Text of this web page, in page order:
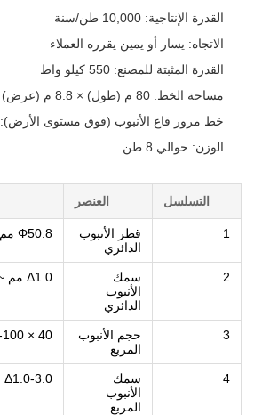
القدرة الإنتاجية: 10,000 طن/سنة
الاتجاه: يسار أو يمين يقرره العملاء
القدرة المثبتة للمصنع: 550 كيلو واط
مساحة الخط: 80 م (طول) × 8.8 م (عرض) × 3.5 م (ارتفاع)
خط مرور قاع الأنبوب (فوق مستوى الأرض): 800 مم
الوزن: حوالي 8 طن
التسلسل العنصر
1
قطر الأنبوب
الدائري
Φ50.8 مم ~ Φ127 مم
2
سمك
الأنبوب
الدائري
Δ1.0 مم ~ 3.5 مم
3
حجم الأنبوب
المربع
40 × 40-100 × 100 مم
4
سمك
الأنبوب
المربع
Δ1.0-3.0 مم